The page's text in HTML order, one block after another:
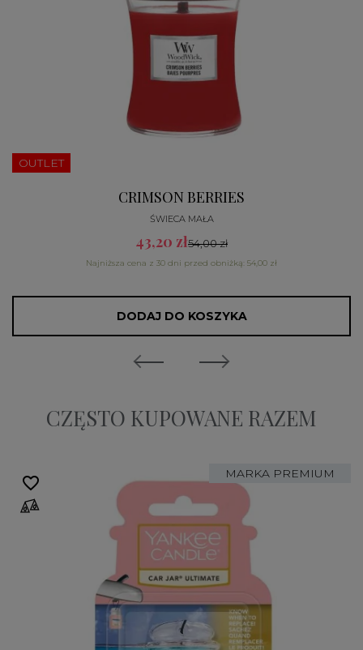
OUTLET
CRIMSON BERRIES
ŚWIECA MAŁA
43,20 zł54,00 zł
Najniższa cena z 30 dni przed obniżką: 54,00 zł
DODAJ DO KOSZYKA
CZĘSTO KUPOWANE RAZEM
MARKA PREMIUM
favorite_border